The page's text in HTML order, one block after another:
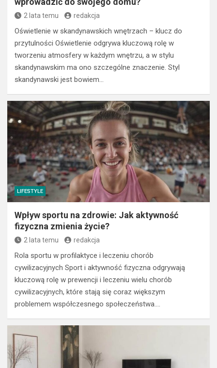
2 lata temu redakcja
Oświetlenie w skandynawskich wnętrzach – klucz do
przytulności Oświetlenie odgrywa kluczową rolę w
tworzeniu atmosfery w każdym wnętrzu, a w stylu
skandynawskim ma ono szczególne znaczenie. Styl
skandynawski jest bowiem…
LIFESTYLE
Wpływ sportu na zdrowie: Jak aktywność
fizyczna zmienia życie?
2 lata temu redakcja
Rola sportu w profilaktyce i leczeniu chorób
cywilizacyjnych Sport i aktywność fizyczna odgrywają
kluczową rolę w prewencji i leczeniu wielu chorób
cywilizacyjnych, które stają się coraz większym
problemem współczesnego społeczeństwa.…